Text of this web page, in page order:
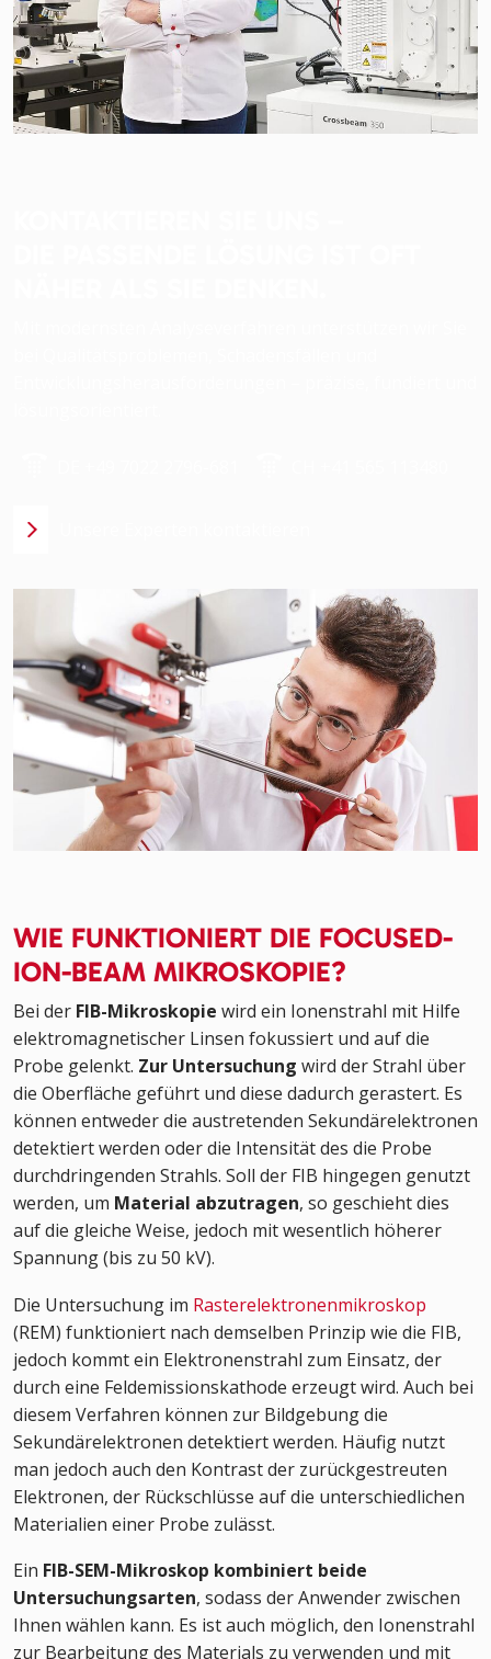
WIE FUNKTIONIERT DIE FOCUSED-
ION-BEAM MIKROSKOPIE?
Bei der FIB-Mikroskopie wird ein Ionenstrahl mit Hilfe
elektromagnetischer Linsen fokussiert und auf die
Probe gelenkt. Zur Untersuchung wird der Strahl über
die Oberfläche geführt und diese dadurch gerastert. Es
können entweder die austretenden Sekundärelektronen
detektiert werden oder die Intensität des die Probe
durchdringenden Strahls. Soll der FIB hingegen genutzt
werden, um Material abzutragen, so geschieht dies
auf die gleiche Weise, jedoch mit wesentlich höherer
Spannung (bis zu 50 kV).
Die Untersuchung im Rasterelektronenmikroskop
(REM) funktioniert nach demselben Prinzip wie die FIB,
jedoch kommt ein Elektronenstrahl zum Einsatz, der
durch eine Feldemissionskathode erzeugt wird. Auch bei
diesem Verfahren können zur Bildgebung die
Sekundärelektronen detektiert werden. Häufig nutzt
man jedoch auch den Kontrast der zurückgestreuten
Elektronen, der Rückschlüsse auf die unterschiedlichen
Materialien einer Probe zulässt.
Ein FIB-SEM-Mikroskop kombiniert beide
Untersuchungsarten, sodass der Anwender zwischen
Ihnen wählen kann. Es ist auch möglich, den Ionenstrahl
zur Bearbeitung des Materials zu verwenden und mit